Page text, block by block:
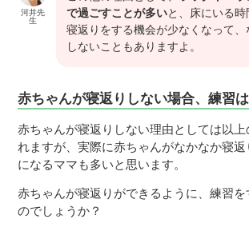
河井先
生
で過ごすことが多いと、床にいる
寝返りをする機会が少なくなって、
しないこともありますよ。
赤ちゃんが寝返りしない場合、練習
赤ちゃんが寝返りしない理由としては以上
れますが、実際に赤ちゃんがなかなか寝
になるママも多いと思います。
赤ちゃんが寝返りができるように、練習を
のでしょうか？